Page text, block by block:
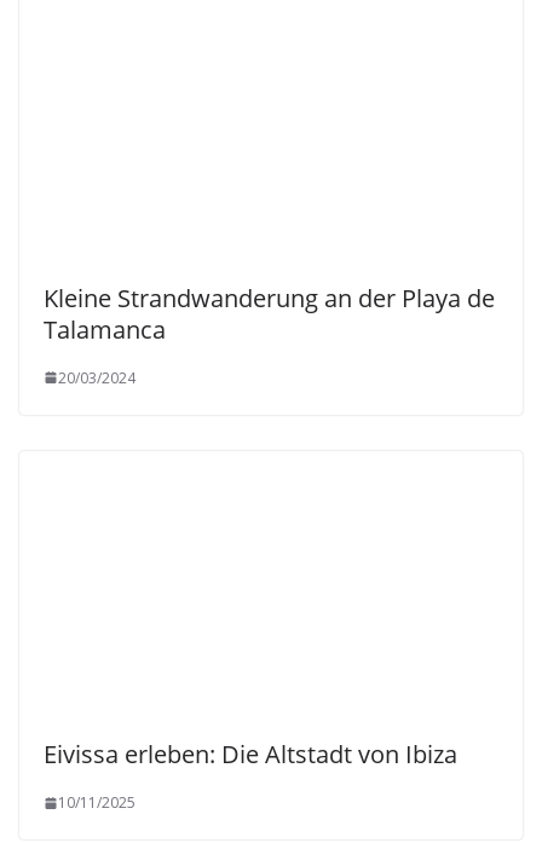
Kleine Strandwanderung an der Playa de
Talamanca
20/03/2024
Eivissa erleben: Die Altstadt von Ibiza
10/11/2025